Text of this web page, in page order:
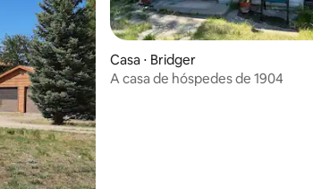
Casa ⋅ Bridger
A casa de hóspedes de 1904